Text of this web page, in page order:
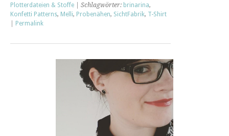
Plotterdateien & Stoffe | Schlagwörter: brinarina,
Konfetti Patterns, Melli, Probenähen, SichtFabrik, T-Shirt
Permalink